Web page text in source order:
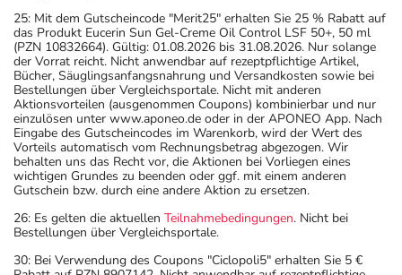
25: Mit dem Gutscheincode "Merit25" erhalten Sie 25 % Rabatt auf
das Produkt Eucerin Sun Gel-Creme Oil Control LSF 50+, 50 ml
(PZN 10832664). Gültig: 01.08.2026 bis 31.08.2026. Nur solange
der Vorrat reicht. Nicht anwendbar auf rezeptpflichtige Artikel,
Bücher, Säuglingsanfangsnahrung und Versandkosten sowie bei
Bestellungen über Vergleichsportale. Nicht mit anderen
Aktionsvorteilen (ausgenommen Coupons) kombinierbar und nur
einzulösen unter www.aponeo.de oder in der APONEO App. Nach
Eingabe des Gutscheincodes im Warenkorb, wird der Wert des
Vorteils automatisch vom Rechnungsbetrag abgezogen. Wir
behalten uns das Recht vor, die Aktionen bei Vorliegen eines
wichtigen Grundes zu beenden oder ggf. mit einem anderen
Gutschein bzw. durch eine andere Aktion zu ersetzen.
26: Es gelten die aktuellen Teilnahmebedingungen. Nicht bei
Bestellungen über Vergleichsportale.
30: Bei Verwendung des Coupons "Ciclopoli5" erhalten Sie 5 €